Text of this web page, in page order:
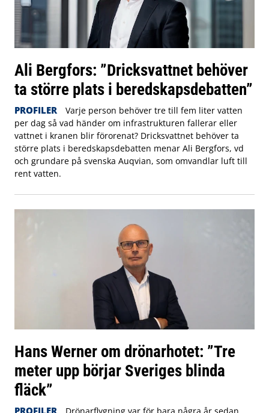
Ali Bergfors: ”Dricksvattnet behöver
ta större plats i beredskapsdebatten”
PROFILER
Varje person behöver tre till fem liter vatten
per dag så vad händer om infrastrukturen fallerar eller
vattnet i kranen blir förorenat? Dricksvattnet behöver ta
större plats i beredskapsdebatten menar Ali Bergfors, vd
och grundare på svenska Auqvian, som omvandlar luft till
rent vatten.
Hans Werner om drönarhotet: ”Tre
meter upp börjar Sveriges blinda
fläck”
PROFILER